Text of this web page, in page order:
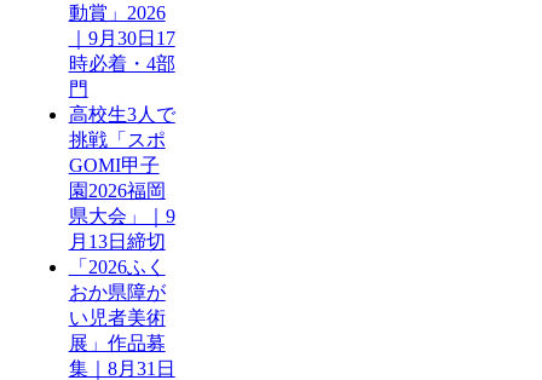
動賞」2026
｜9月30日17
時必着・4部
門
高校生3人で
挑戦「スポ
GOMI甲子
園2026福岡
県大会」｜9
月13日締切
「2026ふく
おか県障が
い児者美術
展」作品募
集｜8月31日